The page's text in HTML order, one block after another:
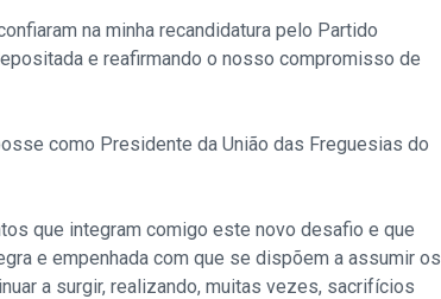
na minha recandidatura pelo Partido
e reafirmando o nosso compromisso de
como Presidente da União das Freguesias do
que integram comigo este novo desafio e que
e empenhada com que se dispõem a assumir os
a surgir, realizando, muitas vezes, sacrifícios